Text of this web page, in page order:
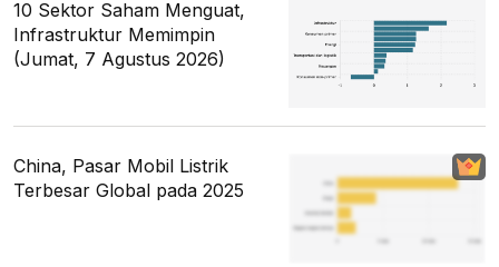
10 Sektor Saham Menguat,
Infrastruktur Memimpin
(Jumat, 7 Agustus 2026)
China, Pasar Mobil Listrik
Terbesar Global pada 2025